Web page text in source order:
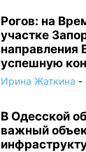
Рогов: на
участке
направления
успешную
Ирина Жаткина -
В Одесской
важный